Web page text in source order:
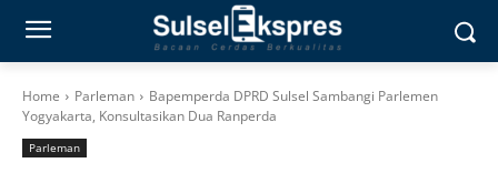
Home Parleman
Bapemperda DPRD Sulsel Sambangi Parlemen
Yogyakarta, Konsultasikan Dua Ranperda
Parleman